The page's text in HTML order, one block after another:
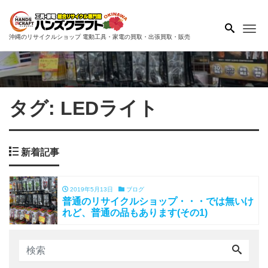
沖縄のリサイクルショップ 電動工具・家電の買取・出張買取・販売
タグ: LEDライト
新着記事
2019年5月13日 ブログ
普通のリサイクルショップ・・・では無いけ
れど、普通の品もあります(その1)